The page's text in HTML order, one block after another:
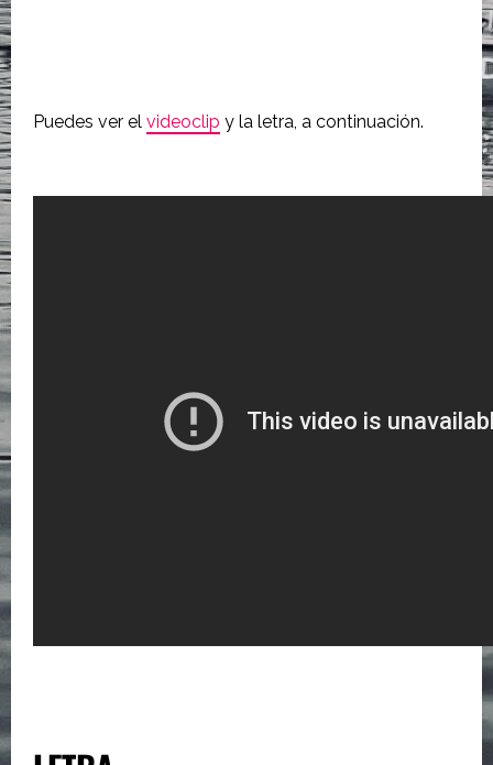
Puedes ver el videoclip y la letra, a continuación.